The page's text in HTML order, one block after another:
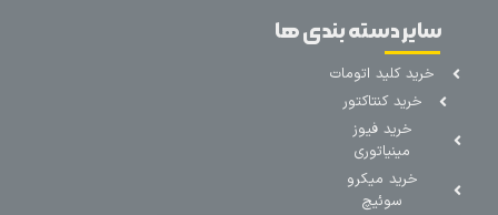
سایر دسته بندی ها
خرید کلید اتومات
خرید کنتاکتور
خرید فیوز
مینیاتوری
خرید میکرو
سوئیچ